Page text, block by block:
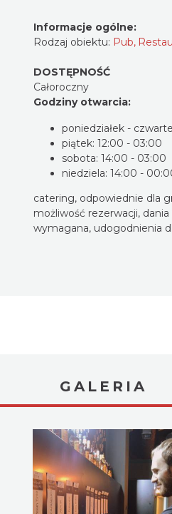
Informacje ogólne:
Rodzaj obiektu: Pub,
DOSTĘPNOŚĆ
Całoroczny
Godziny otwarcia:
poniedziałek -
piątek: 12:00 - 03:00
sobota: 14:00 - 03:00
niedziela: 14:00 -
catering, odpowiednie dla
możliwość rezerwacji,
wymagana, udogodnienia
GALERIA